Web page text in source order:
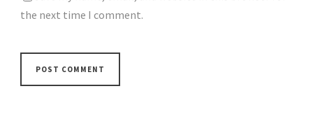
the next time I comment.